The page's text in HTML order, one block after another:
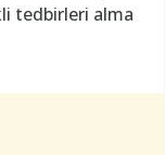
tedbirleri alma